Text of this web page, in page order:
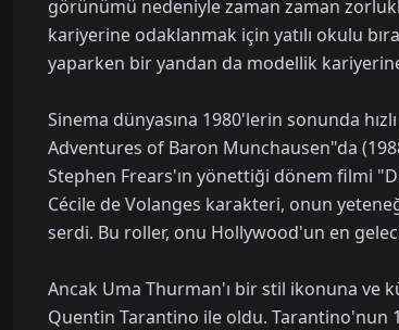
görünümü nedeniyle zaman zaman
kariyerine odaklanmak için yatılı okulu
yaparken bir yandan da modellik
Sinema dünyasına 1980'lerin sonunda
Adventures of Baron Munchausen"da
Stephen Frears'ın yönettiği dönem filmi
Cécile de Volanges karakteri, onun
serdi. Bu roller, onu Hollywood'un en
Ancak Uma Thurman'ı bir stil ikonuna ve
Quentin Tarantino ile oldu. Tarantino'nun